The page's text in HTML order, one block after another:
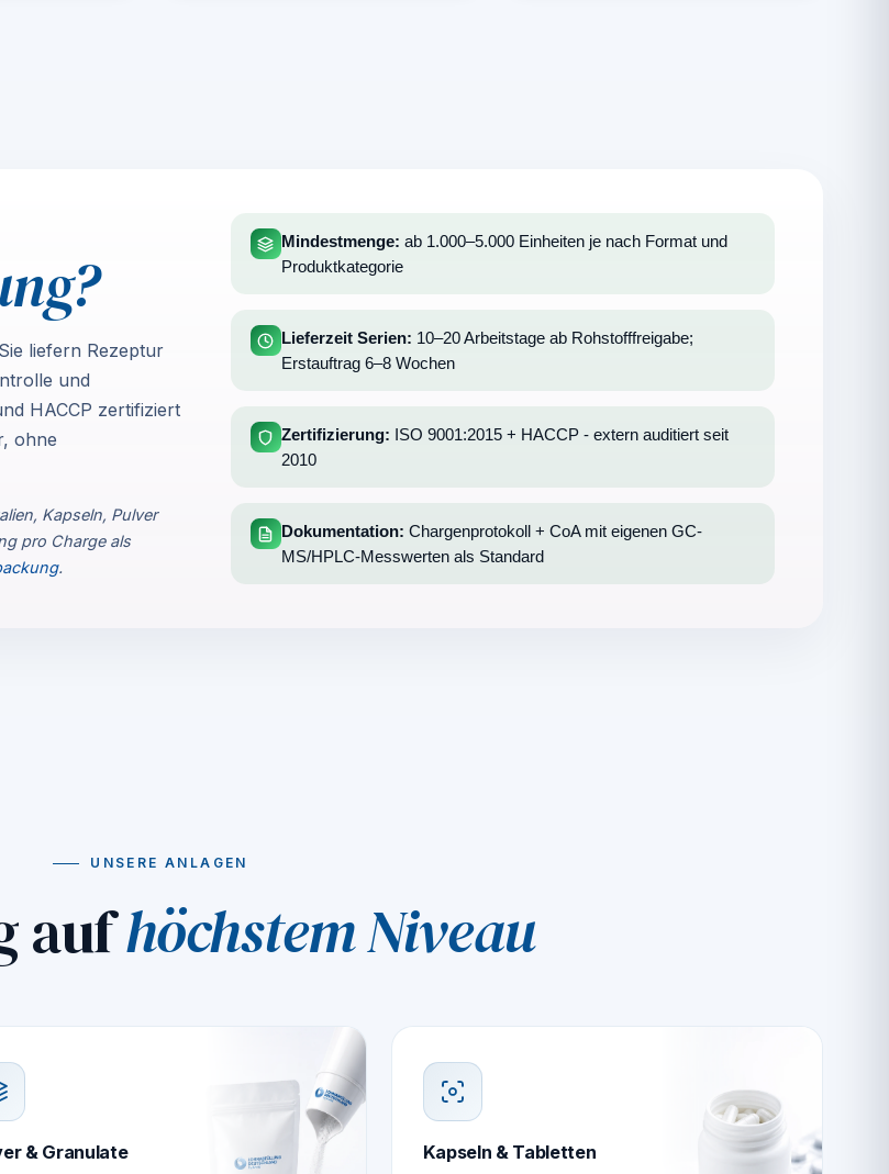
liefern Rezeptur
und
HACCP zertifiziert
ohne
Kapseln, Pulver
pro Charge als
.
Mindestmenge: ab 1.000–5.000 Einheiten je nach Format und
Produktkategorie
Lieferzeit Serien: 10–20 Arbeitstage ab Rohstofffreigabe;
Erstauftrag 6–8 Wochen
Zertifizierung: ISO 9001:2015 + HACCP - extern auditiert seit
2010
Dokumentation: Chargenprotokoll + CoA mit eigenen GC-
MS/HPLC-Messwerten als Standard
UNSERE ANLAGEN
aufhöchstem Niveau
& Granulate Kapseln & Tabletten